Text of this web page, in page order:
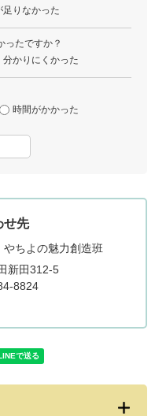
足りなかった
ったですか？
分かりにくかった
時間がかかった
せ先
やちよの魅力創造班
新田312-5
8824